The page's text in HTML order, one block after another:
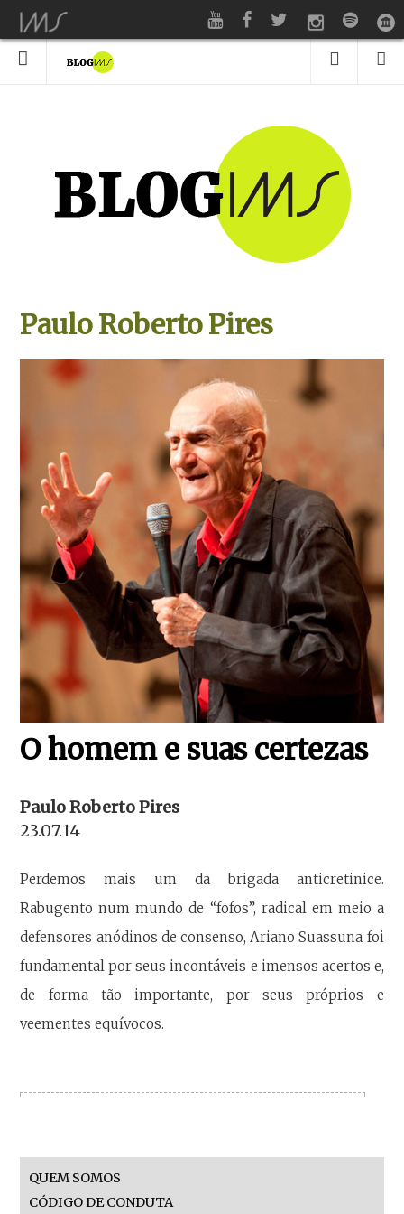
Paulo Roberto Pires
O homem e suas certezas
Paulo Roberto Pires
23.07.14
Perdemos mais um da brigada anticretinice.
Rabugento num mundo de “fofos”, radical em meio a
defensores anódinos de consenso, Ariano Suassuna foi
fundamental por seus incontáveis e imensos acertos e,
de forma tão importante, por seus próprios e
veementes equívocos.
QUEM SOMOS
CÓDIGO DE CONDUTA